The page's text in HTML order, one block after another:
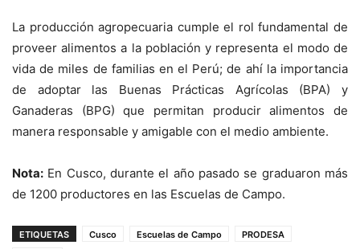
La producción agropecuaria cumple el rol fundamental de
proveer alimentos a la población y representa el modo de
vida de miles de familias en el Perú; de ahí la importancia
de adoptar las Buenas Prácticas Agrícolas (BPA) y
Ganaderas (BPG) que permitan producir alimentos de
manera responsable y amigable con el medio ambiente.
Nota: En Cusco, durante el año pasado se graduaron más
de 1200 productores en las Escuelas de Campo.
ETIQUETAS Cusco Escuelas de Campo
PRODESA